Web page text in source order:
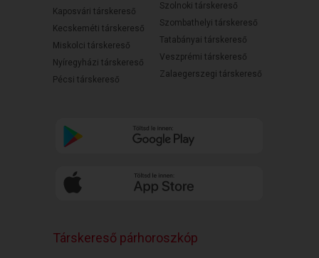
Kaposvári társkereső
Kecskeméti társkereső
Miskolci társkereső
Nyíregyházi társkereső
Pécsi társkereső
Szolnoki társkereső
Szombathelyi társkereső
Tatabányai társkereső
Veszprémi társkereső
Zalaegerszegi társkereső
Társkereső párhoroszkóp